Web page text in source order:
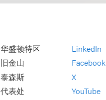
华盛顿特区
旧金山
泰森斯
代表处
LinkedIn
Facebook
X
YouTube